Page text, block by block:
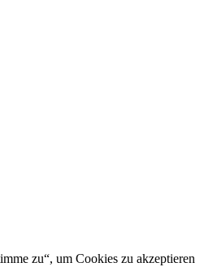
zu“, um Cookies zu akzeptieren